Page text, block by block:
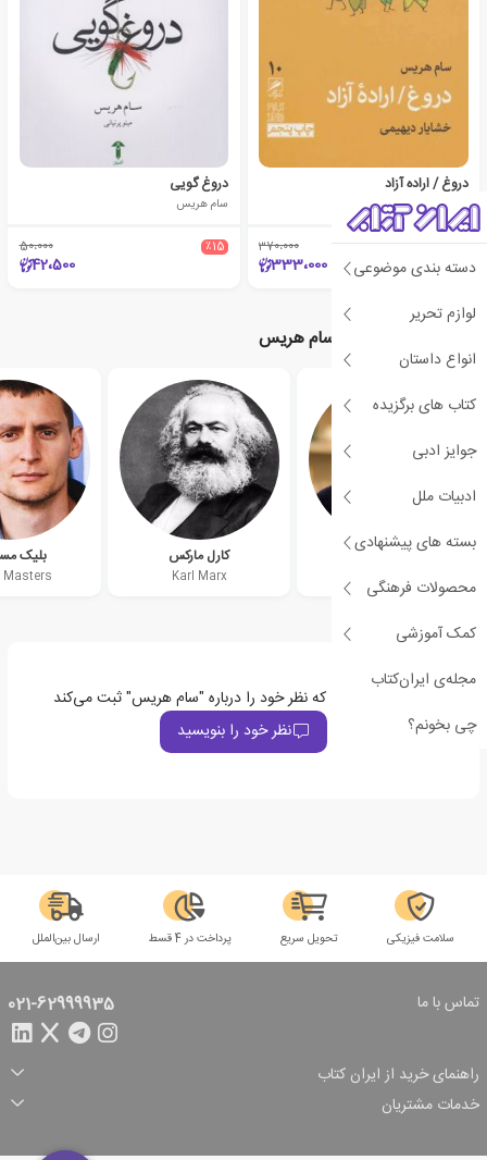
دسته بندی موضوعی
لوازم تحریر
انواع داستان
کتاب های برگزیده
جوایز ادبی
ادبیات ملل
بسته های پیشنهادی
محصولات فرهنگی
کمک آموزشی
مجله‌ی ایران‌کتاب
چی بخونم؟
دروغ / اراده آزاد
سام هریس
٪10 370،000
333،000
دروغ گویی
سام هریس
٪15 50،000
42،500
نویسندگان مرتبط با سام هریس
پیتر تیل
Peter Thiel
کارل مارکس
Karl Marx
بلیک
Masters
اولین نفری باشید که نظر خود را درباره "سام هریس" ثبت می‌کند
نظر خود را بنویسید
سلامت فیزیکی تحویل سریع پرداخت در 4 قسط ارسال بین‌الملل
تماس با ما 021-62999935
راهنمای خرید از ایران کتاب
ثبت سفارش
شرایط ارسال سفارش
شیوه پرداخت
تخفیف‌های خرید
خدمات مشتریان